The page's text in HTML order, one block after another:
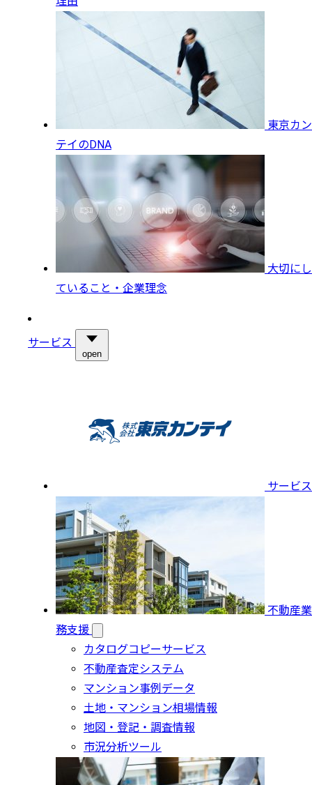
東京カン
テイのDNA
大切にし
ていること・企業理念
サービス
open
サービス
不動産業
務支援
カタログコピーサービス
不動産査定システム
マンション事例データ
土地・マンション相場情報
地図・登記・調査情報
市況分析ツール